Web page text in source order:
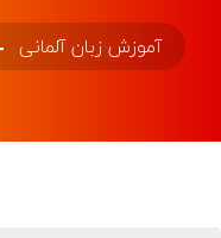
آموزش زبان آلمانی